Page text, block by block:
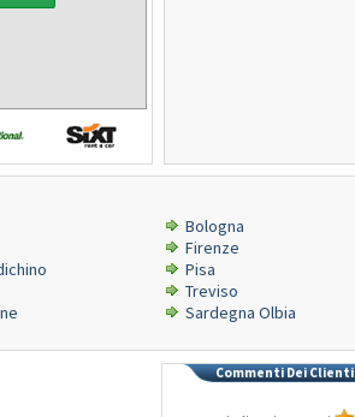
Bologna
Firenze
Pisa
Treviso
Sardegna Olbia
Commenti Dei Clienti